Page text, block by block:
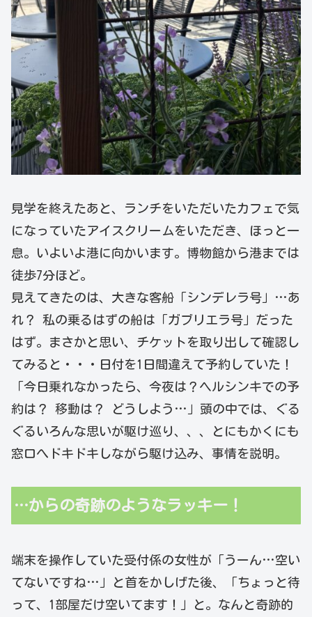
見学を終えたあと、ランチをいただいたカフェで気
になっていたアイスクリームをいただき、ほっと一
息。いよいよ港に向かいます。博物館から港までは
徒歩7分ほど。
見えてきたのは、大きな客船「シンデレラ号」…あ
れ？ 私の乗るはずの船は「ガブリエラ号」だった
はず。まさかと思い、チケットを取り出して確認し
てみると・・・日付を1日間違えて予約していた！
「今日乗れなかったら、今夜は？ヘルシンキでの予
約は？ 移動は？ どうしよう…」頭の中では、ぐる
ぐるいろんな思いが駆け巡り、、、とにもかくにも
窓口へドキドキしながら駆け込み、事情を説明。
…からの奇跡のようなラッキー！
端末を操作していた受付係の女性が「うーん…空い
てないですね…」と首をかしげた後、「ちょっと待
って、1部屋だけ空いてます！」と。なんと奇跡的